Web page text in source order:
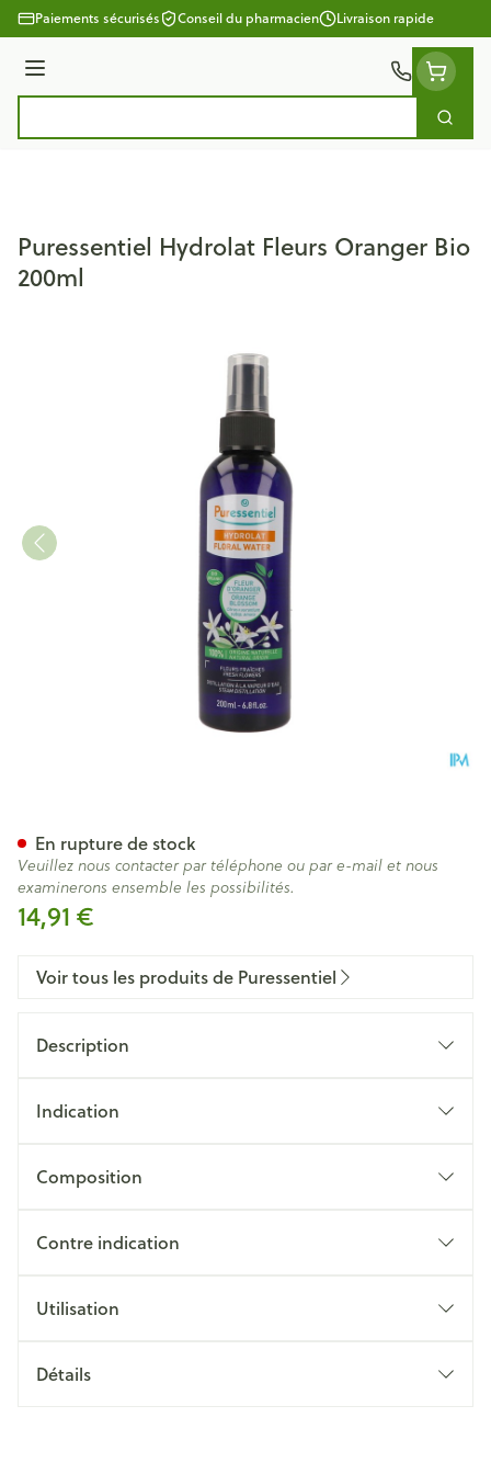
Aller au contenu
Paiements sécurisés Conseil du pharmacien Livraison rapide
Menu
Puressentiel Hydrolat Fleurs Oranger Bio
200ml
14,91 €
En rupture de stock
Veuillez nous contacter par téléphone ou par e-mail et nous
examinerons ensemble les possibilités.
Voir tous les produits de Puressentiel
Description
Indication
Composition
Contre indication
Utilisation
Détails